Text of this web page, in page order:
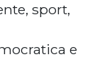
sport,
e